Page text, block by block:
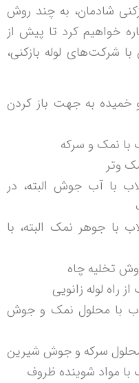
شادمان، به چند روش
خواهیم کرد تا پیش از
لوله بازکنی،
خمیده به جهت باز کردن
با نمک و سرکه
و‌تر
با آب جوش البته، در
با جوهر نمک البته، با
تخلیه چاه
راه لوله زانویی
با محلول نمک و جوش
محلول سرکه و جوش شیرین
با مواد شوینده ظروف